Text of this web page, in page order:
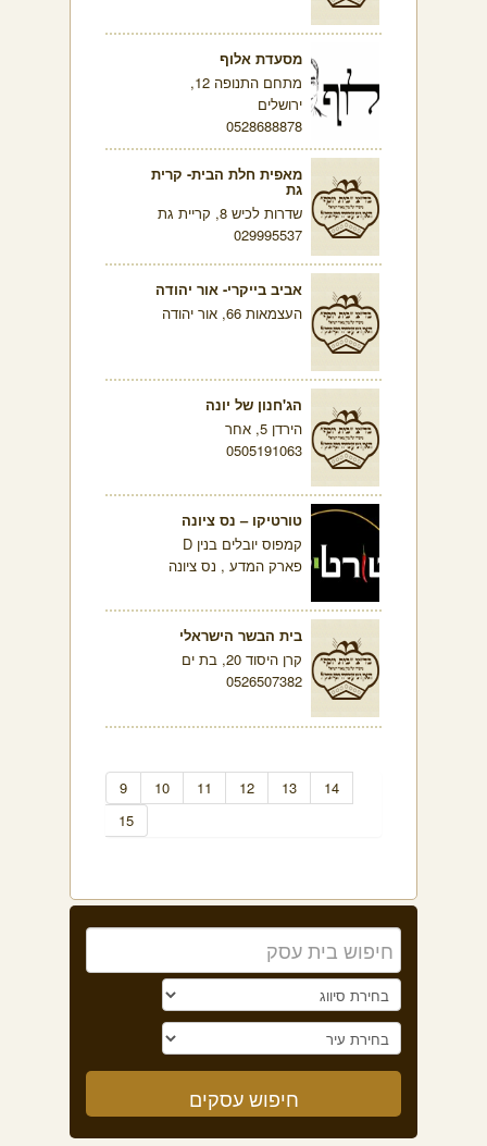
מסעדת אלוף
מתחם התנופה 12,
ירושלים
0528688878
מאפית חלת הבית- קרית
גת
שדרות לכיש 8, קריית גת
029995537
אביב בייקרי- אור יהודה
העצמאות 66, אור יהודה
הג'חנון של יונה
הירדן 5, אחר
0505191063
טורטיקו – נס ציונה
קמפוס יובלים בנין D
פארק המדע , נס ציונה
בית הבשר הישראלי
קרן היסוד 20, בת ים
0526507382
9 10 11 12 13
14
15